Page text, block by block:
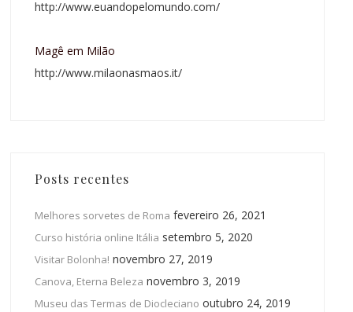
http://www.euandopelomundo.com/
Magê em Milão
http://www.milaonasmaos.it/
Posts recentes
Melhores sorvetes de Roma fevereiro 26, 2021
Curso história online Itália setembro 5, 2020
Visitar Bolonha! novembro 27, 2019
Canova, Eterna Beleza novembro 3, 2019
Museu das Termas de Diocleciano outubro 24, 2019